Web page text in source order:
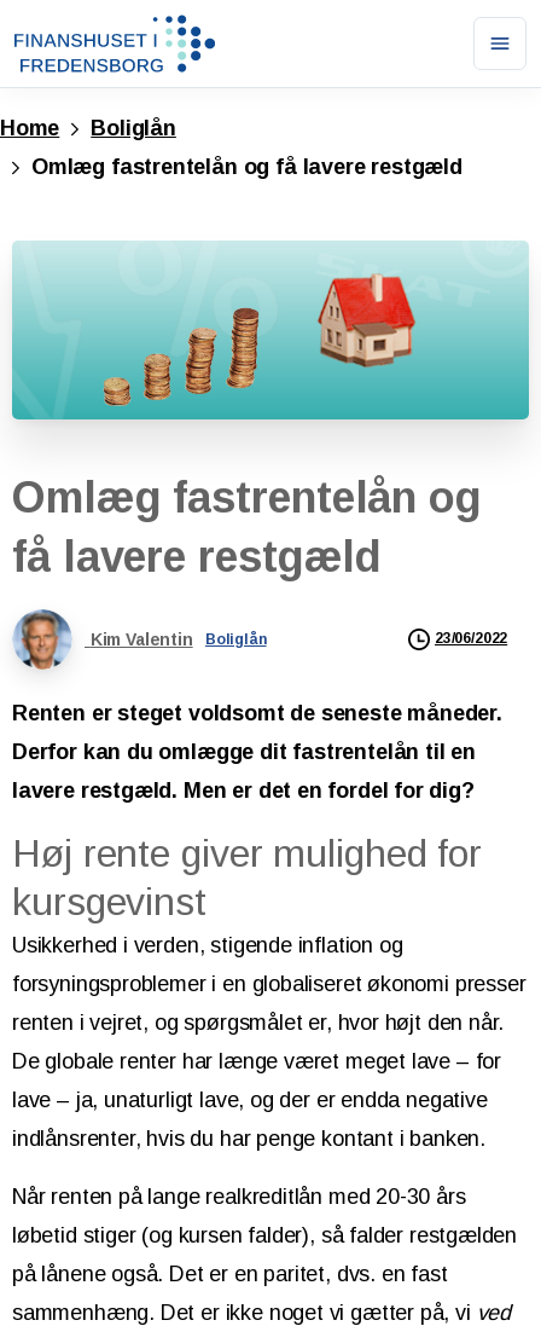
Home
Boliglån
Omlæg fastrentelån og få lavere restgæld
Omlæg fastrentelån og
få lavere restgæld
Kim Valentin Boliglån 23/06/2022
Renten er steget voldsomt de seneste måneder.
Derfor kan du omlægge dit fastrentelån til en
lavere restgæld. Men er det en fordel for dig?
Høj rente giver mulighed for
kursgevinst
Usikkerhed i verden, stigende inflation og
forsyningsproblemer i en globaliseret økonomi presser
renten i vejret, og spørgsmålet er, hvor højt den når.
De globale renter har længe været meget lave – for
lave – ja, unaturligt lave, og der er endda negative
indlånsrenter, hvis du har penge kontant i banken.
Når renten på lange realkreditlån med 20-30 års
løbetid stiger (og kursen falder), så falder restgælden
på lånene også. Det er en paritet, dvs. en fast
sammenhæng. Det er ikke noget vi gætter på, vi ved